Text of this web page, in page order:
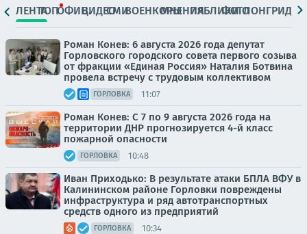
ЛЕНТАТОПОФИЦ.ВИДЕОСМИВОЕНКОРЫМНЕНИЯПАБЛИКИ
ФОТОЛОНГРИДЫ
Роман Конев: 6 августа 2026 года депутат
Горловского городского совета первого созыва
от фракции «Единая Россия» Наталия Ботвина
провела встречу с трудовым коллективом
ГОРЛОВКА 11:07
Роман Конев: С 7 по 9 августа 2026 года на
территории ДНР прогнозируется 4-й класс
пожарной опасности
ГОРЛОВКА 10:48
Иван Приходько: В результате атаки БПЛА ВФУ в
Калининском районе Горловки повреждены
инфраструктура и ряд автотранспортных
средств одного из предприятий
ГОРЛОВКА 10:34